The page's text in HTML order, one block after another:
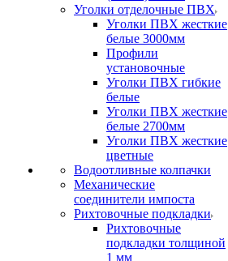
Уголки отделочные ПВХ
Уголки ПВХ жесткие
белые 3000мм
Профили
установочные
Уголки ПВХ гибкие
белые
Уголки ПВХ жесткие
белые 2700мм
Уголки ПВХ жесткие
цветные
Водоотливные колпачки
Механические
соединители импоста
Рихтовочные подкладки
Рихтовочные
подкладки толщиной
1 мм